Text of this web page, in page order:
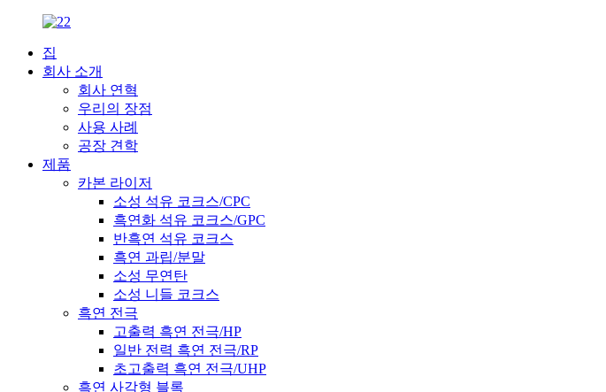
집
회사 소개
회사 연혁
우리의 장점
사용 사례
공장 견학
제품
카본 라이저
소성 석유 코크스/CPC
흑연화 석유 코크스/GPC
반흑연 석유 코크스
흑연 과립/분말
소성 무연탄
소성 니들 코크스
흑연 전극
고출력 흑연 전극/HP
일반 전력 흑연 전극/RP
초고출력 흑연 전극/UHP
흑연 사각형 블록